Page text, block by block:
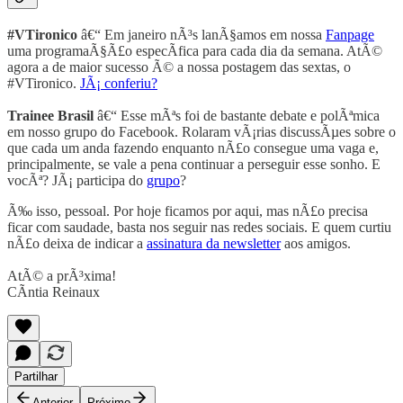
#VTironico â€“ Em janeiro nÃ³s lanÃ§amos em nossa Fanpage
uma programaÃ§Ã£o especÃ­fica para cada dia da semana. AtÃ©
agora a de maior sucesso Ã© a nossa postagem das sextas, o
#VTironico. JÃ¡ conferiu?
Trainee Brasil â€“ Esse mÃªs foi de bastante debate e polÃªmica
em nosso grupo do Facebook. Rolaram vÃ¡rias discussÃµes sobre o
que cada um anda fazendo enquanto nÃ£o consegue uma vaga e,
principalmente, se vale a pena continuar a perseguir esse sonho. E
vocÃª? JÃ¡ participa do grupo?
Ã‰ isso, pessoal. Por hoje ficamos por aqui, mas nÃ£o precisa
ficar com saudade, basta nos seguir nas redes sociais. E quem curtiu
nÃ£o deixa de indicar a assinatura da newsletteraos amigos.
AtÃ© a prÃ³xima!
CÃ­ntia Reinaux
Partilhar